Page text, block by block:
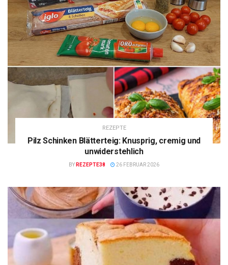
REZEPTE
Pilz Schinken Blätterteig: Knusprig, cremig und
unwiderstehlich
BY REZEPTE38 26 FEBRUAR 2026